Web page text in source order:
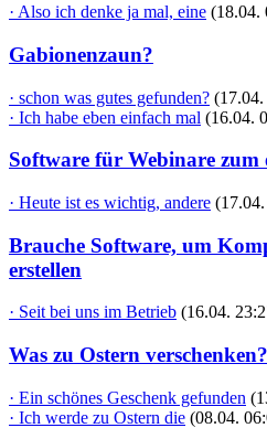
· Also ich denke ja mal, eine (18.04.
Gabionenzaun?
· schon was gutes gefunden?
· Ich habe eben einfach mal (16.04.
Software für Webinare zum
· Heute ist es wichtig, andere
Brauche Software, um
erstellen
· Seit bei uns im Betrieb (16.04.
Was zu Ostern verschenken?
· Ein schönes Geschenk gefunden
· Ich werde zu Ostern die (08.04.